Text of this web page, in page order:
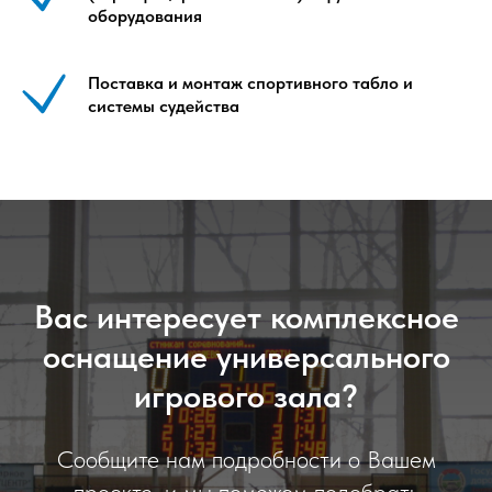
оборудования
Поставка и монтаж спортивного табло и
системы судейства
Вас интересует комплексное
оснащение универсального
игрового зала?
Сообщите нам подробности о Вашем